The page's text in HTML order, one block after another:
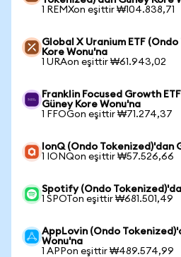
1 REMXon eşittir ₩104.838,71
Global X Uranium ETF
Kore Wonu'na
1 URAon eşittir ₩61.943,02
Franklin Focused Growth
Güney Kore Wonu'na
1 FFOGon eşittir ₩71.274,37
IonQ (Ondo Tokenized)'dan
1 IONQon eşittir ₩57.526,66
Spotify (Ondo
1 SPOTon eşittir ₩681.501,49
AppLovin (Ondo
Wonu'na
1 APPon eşittir ₩489.574,99